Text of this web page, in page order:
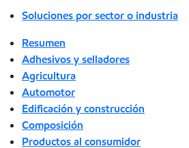
Soluciones por sector o industria
Resumen
Adhesivos y selladores
Agricultura
Automotor
Edificación y construcción
Composición
Productos al consumidor